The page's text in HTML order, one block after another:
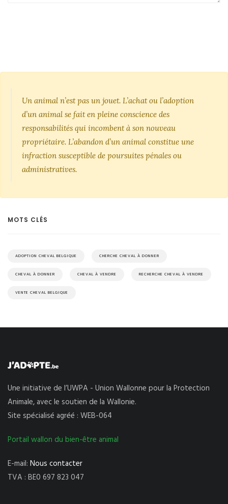
Un animal n’est pas un jouet. L’achat ou l’adoption
d’un animal se fait en pleine conscience des
responsabilités qui incombent à son nouveau
propriétaire. L’abandon d’un animal constitue une
infraction susceptible de poursuites pénales ou
administratives.
MOTS CLÉS
ADOPTION CHEVAL BELGIQUE CHERCHE CHEVAL À DONNER
CHEVAL À DONNER CHEVAL À VENDRE RECHERCHE CHEVAL À VENDRE
VENTE CHEVAL BELGIQUE
Une initiative de l’UWPA - Union Wallonne pour la Protection
Animale, avec le soutien de la Wallonie.
Site spécialisé agréé : WEB-064
Portail wallon du bien-être animal
E-mail: Nous contacter
TVA : BE0 697 823 047